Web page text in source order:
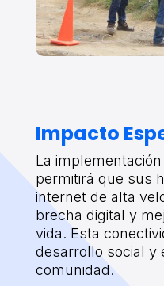
Impacto
La
permitirá que sus
internet de alta
brecha digital y
vida. Esta
desarrollo social y
comunidad.